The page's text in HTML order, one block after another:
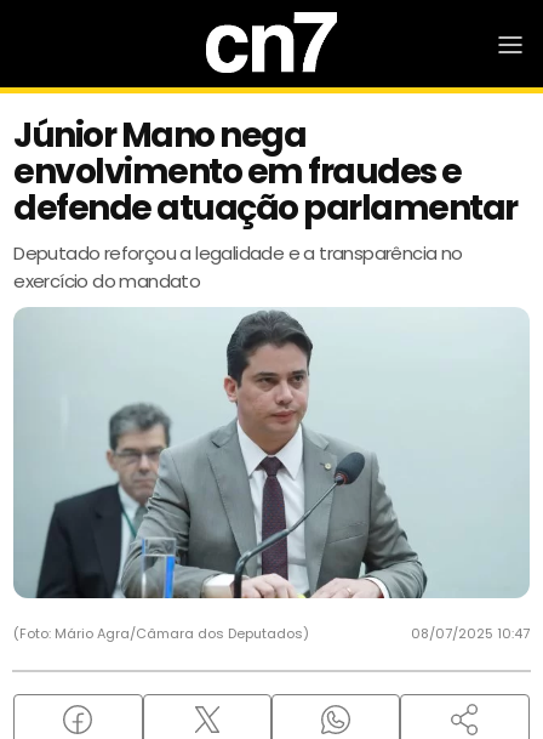
Júnior Mano nega
envolvimento em fraudes e
defende atuação parlamentar
Deputado reforçou a legalidade e a transparência no
exercício do mandato
(Foto: Mário Agra/Câmara dos Deputados) 08/07/2025 10:47